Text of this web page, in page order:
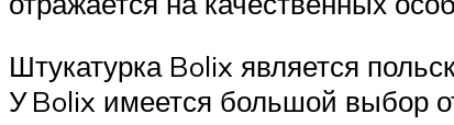
Штукатурка Bolix является
У Bolix имеется большой выбор